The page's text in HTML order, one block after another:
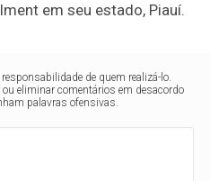
em seu estado, Piauí.
de quem realizá-lo.
eliminar comentários em desacordo
palavras ofensivas.